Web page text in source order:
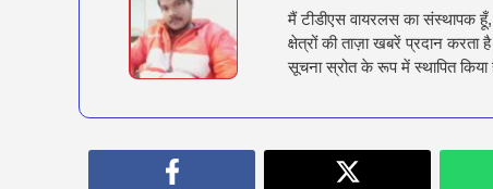
मैं टीडीएस वायरलस का संस्थापक
क्षेत्रों की ताज़ा खबरें प्रदान
सूचना स्रोत के रूप में स्थापित किया